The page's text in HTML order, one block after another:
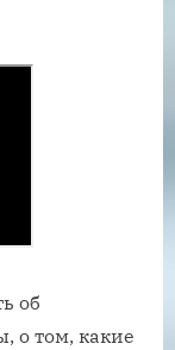
об
том, какие